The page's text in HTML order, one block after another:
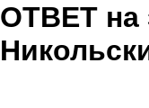
ОТВЕТ на